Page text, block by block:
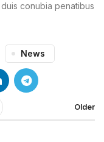
conubia penatibus
News
Older